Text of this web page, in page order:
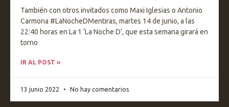
También con otros invitados como Maxi Iglesias o Antonio
Carmona #LaNocheDMentiras, martes 14 de junio, a las
22:40 horas en La 1 ‘La Noche D’, que esta semana girará en
torno
IR AL POST »
13 junio 2022 No hay comentarios